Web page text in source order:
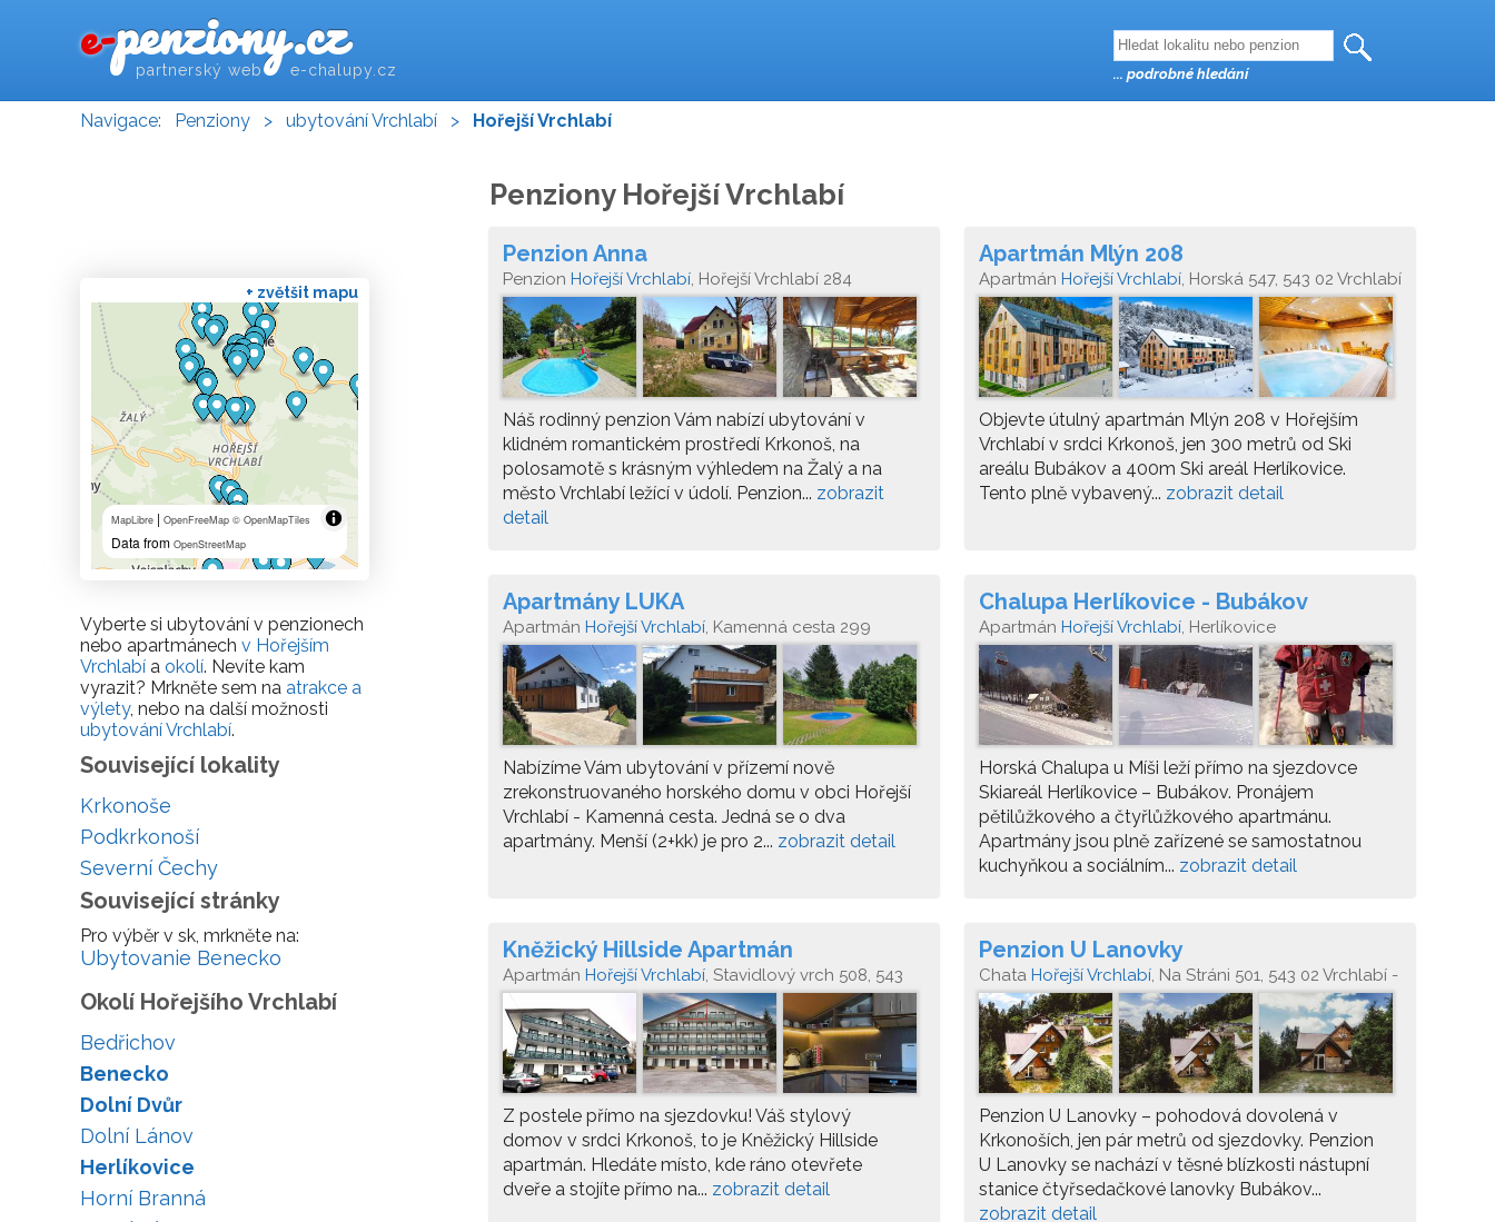
e-penziony.cz
partnerský web e-chalupy.cz
Navigace: Penziony > ubytování Vrchlabí > Hořejší Vrchlabí
Penziony Hořejší Vrchlabí
Penzion Anna
Penzion Hořejší Vrchlabí, Hořejší Vrchlabí 284
Náš rodinný penzion Vám nabízí ubytování v
klidném romantickém prostředí Krkonoš, na
polosamotě s krásným výhledem na Žalý a na
město Vrchlabí ležící v údolí. Penzion... zobrazit
detail
Apartmán Mlýn 208
Apartmán Hořejší Vrchlabí, Horská 547, 543 02 Vrchlabí
- Hořejší Vrchlabí
Objevte útulný apartmán Mlýn 208 v Hořejším
Vrchlabí v srdci Krkonoš, jen 300 metrů od Ski
areálu Bubákov a 400m Ski areál Herlíkovice.
Tento plně vybavený... zobrazit detail
Apartmány LUKA
Apartmán Hořejší Vrchlabí, Kamenná cesta 299
Nabízíme Vám ubytování v přízemí nově
zrekonstruovaného horského domu v obci Hořejší
Vrchlabí - Kamenná cesta. Jedná se o dva
apartmány. Menší (2+kk) je pro 2... zobrazit detail
Chalupa Herlíkovice - Bubákov
Apartmán Hořejší Vrchlabí, Herlíkovice
Horská Chalupa u Míši leží přímo na sjezdovce
Skiareál Herlíkovice – Bubákov. Pronájem
pětilůžkového a čtyřlůžkového apartmánu.
Apartmány jsou plně zařízené se samostatnou
kuchyňkou a sociálním... zobrazit detail
Kněžický Hillside Apartmán
Apartmán Hořejší Vrchlabí, Stavidlový vrch 508, 543
02 Vrchlabí - Hořejší Vrchlabí
Z postele přímo na sjezdovku! Váš stylový
domov v srdci Krkonoš, to je Kněžický Hillside
apartmán. Hledáte místo, kde ráno otevřete
dveře a stojíte přímo na... zobrazit detail
Penzion U Lanovky
Chata Hořejší Vrchlabí, Na Stráni 501, 543 02 Vrchlabí -
Hořejší Vrchlabí
Penzion U Lanovky – pohodová dovolená v
Krkonoších, jen pár metrů od sjezdovky. Penzion
U Lanovky se nachází v těsné blízkosti nástupní
stanice čtyřsedačkové lanovky Bubákov...
zobrazit detail
+ zvětšit mapu
MapLibre | OpenFreeMap © OpenMapTiles
Data from OpenStreetMap
Vyberte si ubytování v penzionech
nebo apartmánech v Hořejším
Vrchlabí a okolí. Nevíte kam
vyrazit? Mrkněte sem na atrakce a
výlety, nebo na další možnosti
ubytování Vrchlabí.
Související lokality
Krkonoše
Podkrkonoší
Severní Čechy
Související stránky
Pro výběr v sk, mrkněte na:
Ubytovanie Benecko
Okolí Hořejšího Vrchlabí
Bedřichov
Benecko
Dolní Dvůr
Dolní Lánov
Herlíkovice
Horní Branná
... podrobné hledání